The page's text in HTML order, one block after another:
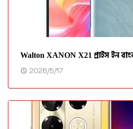
Walton XANON X21 প্রাইস ইন
2026/5/17